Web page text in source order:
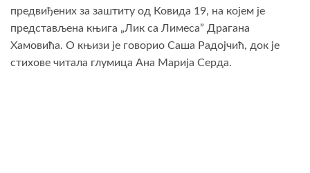
предвиђених за заштиту од Ковида 19, на којем је
представљена књига „Лик са Лимесаˮ Драгана
Хамовића. О књизи је говорио Саша Радојчић, док је
стихове читала глумица Ана Марија Серда.